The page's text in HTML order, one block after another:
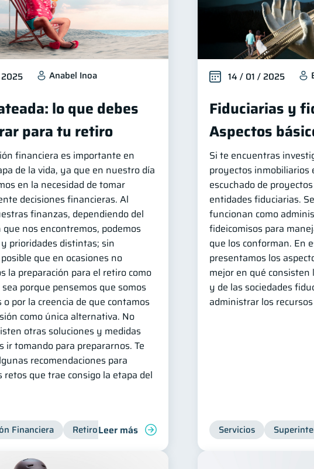
Anabel Inoa
lo que debes
para tu retiro
financiera es importante en
de la vida, ya que en nuestro día
en la necesidad de tomar
decisiones financieras. Al
finanzas, dependiendo del
nos encontremos, podemos
prioridades distintas; sin
que en ocasiones no
la preparación para el retiro como
porque pensemos que somos
por la creencia de que contamos
como única alternativa. No
otras soluciones y medidas
ir tomando para prepararnos. Te
recomendaciones para
que trae consigo la etapa del
Financiera Retiro Cuenta Abandonada
Leer más
14 / 01 / 2025
Fiduciarias y
Aspectos
Si te encuentras
proyectos inmobiliarios
escuchado de
entidades fiduciarias.
funcionan como
fideicomisos para
que los conforman. En
presentamos los
mejor en qué
y de las sociedades
administrar los
Servicios